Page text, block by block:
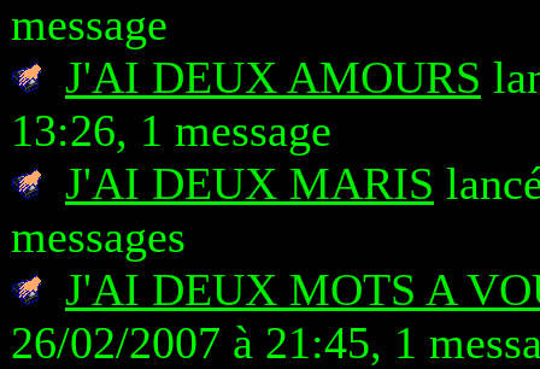
message
J'AI DEUX AMOURS
13:26, 1 message
J'AI DEUX MARIS
messages
J'AI DEUX MOTS A
26/02/2007 à 21:45, 1